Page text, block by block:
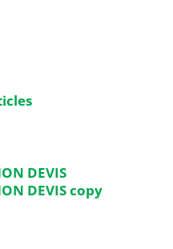
DEVIS
DEVIS copy